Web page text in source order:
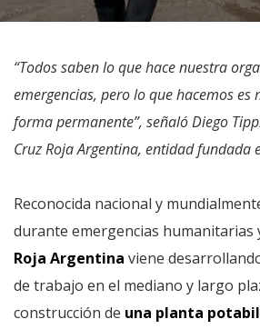
“Todos saben lo que hace nuestra
emergencias, pero lo que hacemos es
forma permanente”, señaló Diego
Cruz Roja Argentina, entidad fundada
Reconocida nacional y
durante emergencias humanitarias
Roja Argentina viene
de trabajo en el mediano y largo
construcción de una planta